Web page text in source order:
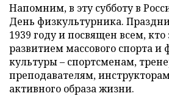
Напомним, в эту субботу в
День физкультурника.
1939 году и посвящен всем,
развитием массового спорта и
культуры – спортсменам,
преподавателям,
активного образа жизни.